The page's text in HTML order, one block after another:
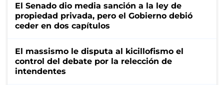
El Senado dio media sanción a la ley de
propiedad privada, pero el Gobierno debió
ceder en dos capítulos
El massismo le disputa al kicillofismo el
control del debate por la relección de
intendentes